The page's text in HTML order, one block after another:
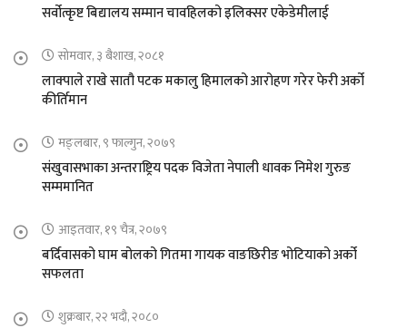
सर्वोत्कृष्ट बिद्यालय सम्मान चावहिलको इलिक्सर एकेडेमीलाई
सोमवार, ३ बैशाख, २०८१
लाक्पाले राखे सातौ पटक मकालु हिमालको आरोहण गरेर फेरी अर्को
कीर्तिमान
मङ्लबार, ९ फाल्गुन, २०७९
संखुवासभाका अन्तराष्ट्रिय पदक विजेता नेपाली धावक निमेश गुरुङ
सम्ममानित
आइतवार, १९ चैत्र, २०७९
बर्दिवासको घाम बोलको गितमा गायक वाङछिरीङ भोटियाको अर्को
सफलता
शुक्रबार, २२ भदौ, २०८०